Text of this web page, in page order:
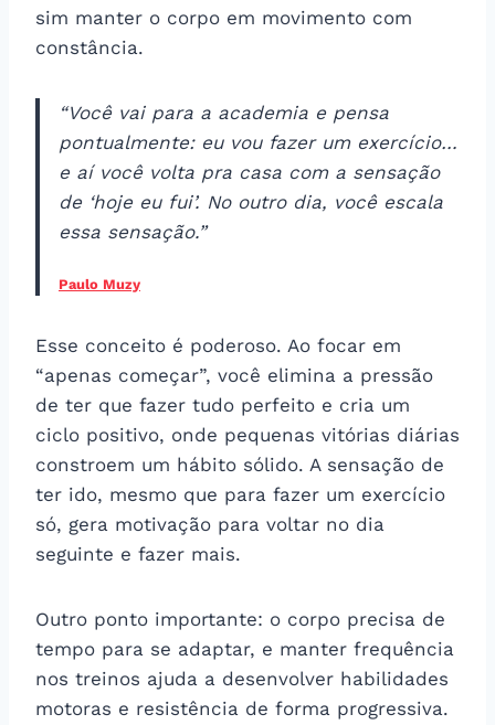
sim manter o corpo em movimento com
constância.
“Você vai para a academia e pensa
pontualmente: eu vou fazer um exercício…
e aí você volta pra casa com a sensação
de ‘hoje eu fui’. No outro dia, você escala
essa sensação.”​
Paulo Muzy
Esse conceito é poderoso. Ao focar em
“apenas começar”, você elimina a pressão
de ter que fazer tudo perfeito e cria um
ciclo positivo, onde pequenas vitórias diárias
constroem um hábito sólido. A sensação de
ter ido, mesmo que para fazer um exercício
só, gera motivação para voltar no dia
seguinte e fazer mais.
Outro ponto importante: o corpo precisa de
tempo para se adaptar, e manter frequência
nos treinos ajuda a desenvolver habilidades
motoras e resistência de forma progressiva.